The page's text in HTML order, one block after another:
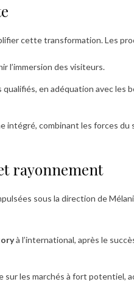
cette transformation. Les
l’immersion des visiteurs.
en adéquation avec les
combinant les forces du
rayonnement
sous la direction de
à l’international, après le
sur les marchés à fort potentiel,